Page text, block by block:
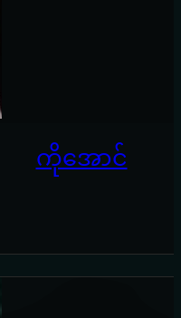
ကိုအောင်